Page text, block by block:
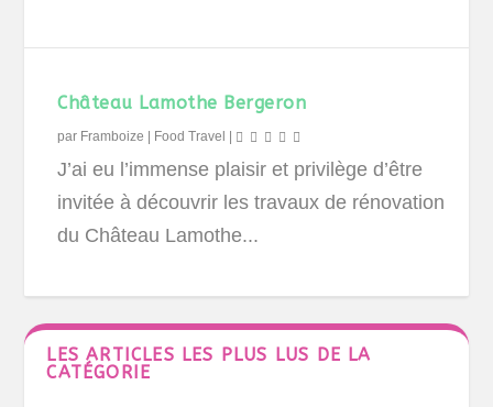
Château Lamothe Bergeron
par Framboize Food Travel
J’ai eu l’immense plaisir et privilège d’être
invitée à découvrir les travaux de rénovation
du Château Lamothe...
LES ARTICLES LES PLUS LUS DE LA
CATÉGORIE